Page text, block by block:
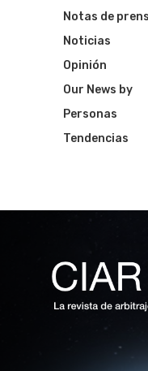
Notas de
Noticias
Opinión
Our News by
Personas
Tendencias